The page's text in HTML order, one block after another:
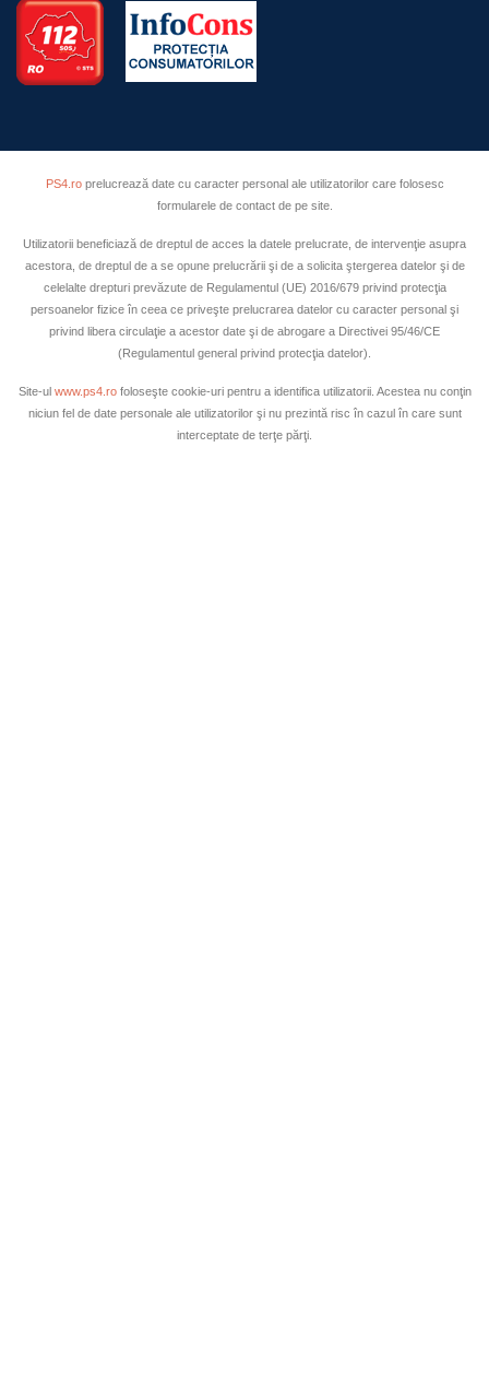
PS4.roprelucrează date cu caracter personal ale utilizatorilor care folosesc
formularele de contact de pe site.
Utilizatorii beneficiază de dreptul de acces la datele prelucrate, de intervenţie asupra
acestora, de dreptul de a se opune prelucrării şi de a solicita ştergerea datelor şi de
celelalte drepturi prevăzute de Regulamentul (UE) 2016/679 privind protecţia
persoanelor fizice în ceea ce priveşte prelucrarea datelor cu caracter personal şi
privind libera circulaţie a acestor date şi de abrogare a Directivei 95/46/CE
(Regulamentul general privind protecţia datelor).
Site-ul www.ps4.rofoloseşte cookie-uri pentru a identifica utilizatorii. Acestea nu conţin
niciun fel de date personale ale utilizatorilor şi nu prezintă risc în cazul în care sunt
interceptate de terţe părţi.